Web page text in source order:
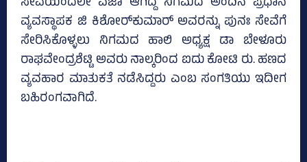
ವ್ಯವಸ್ಥಾಪಕ ಜಿ ಕಿಶೋರ್‌ಕುಮಾರ್‌ ಅವರನ್ನು ಪುನಃ ಸೇವೆಗೆ
ಸೇರಿಸಿಕೊಳ್ಳಲು ನಿಗಮದ ಹಾಲಿ ಅಧ್ಯಕ್ಷ ಡಾ ಬೇಳೂರು
ರಾಘವೇಂದ್ರಶೆಟ್ಟಿ ಅವರು ನಾಲ್ಕರಿಂದ ಐದು ಕೋಟಿ ರು. ಹಣದ
ವ್ಯವಹಾರ ಮಾತುಕತೆ ನಡೆಸಿದ್ದರು ಎಂಬ ಸಂಗತಿಯು ಇದೀಗ
ಬಹಿರಂಗವಾಗಿದೆ.